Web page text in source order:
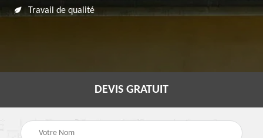
Travail de qualité
DEVIS GRATUIT